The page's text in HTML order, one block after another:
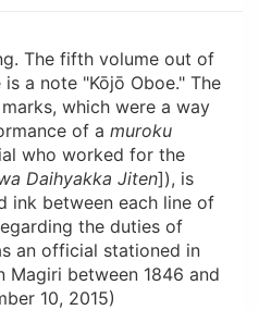
The fifth volume out of
a note "Kōjō Oboe." The
marks, which were a way
of a muroku
who worked for the
Daihyakka Jiten]), is
ink between each line of
the duties of
an official stationed in
Magiri between 1846 and
10, 2015)